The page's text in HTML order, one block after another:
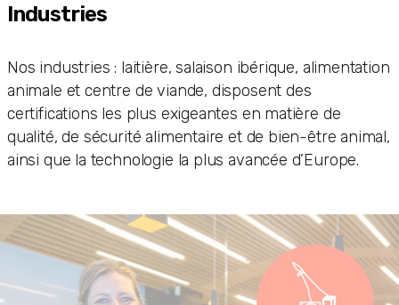
Industries
Nos industries : laitière, salaison ibérique, alimentation
animale et centre de viande, disposent des
certifications les plus exigeantes en matière de
qualité, de sécurité alimentaire et de bien-être animal,
ainsi que la technologie la plus avancée d’Europe.